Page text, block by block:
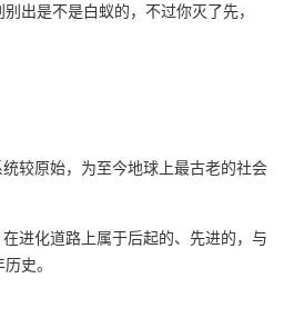
出是不是白蚁的，不过你灭了先，
较原始，为至今地球上最古老的社会
进化道路上属于后起的、先进的，与
史。